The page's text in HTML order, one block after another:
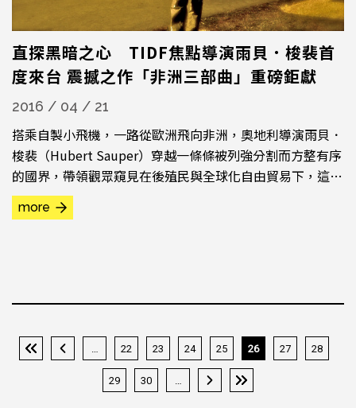
直探黑暗之心 TIDF焦點導演雨貝．梭裴首
度來台 震撼之作「非洲三部曲」重磅鉅獻
2016 / 04 / 21
搭乘自製小飛機，一路從歐洲飛向非洲，奧地利導演雨貝．
梭裴（Hubert Sauper）穿越一條條被列強分割而方整有序
的國界，帶領觀眾窺見在後殖民與全球化自由貿易下，這塊
黑暗大陸的生存處境。 雨貝．梭裴以他耗費20年完成的
「非洲三部曲」：《基桑加尼日記》、《達爾文的噩夢》和
more
22 23 24 25 26 27 28
29 30